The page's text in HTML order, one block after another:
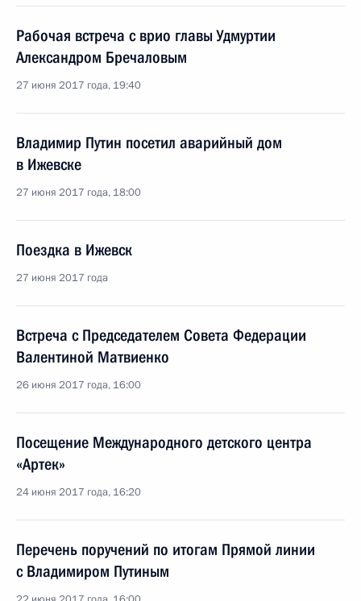
Рабочая встреча с врио главы Удмуртии
Александром Бречаловым
27 июня 2017 года, 19:40
Владимир Путин посетил аварийный дом
в Ижевске
27 июня 2017 года, 18:00
Поездка в Ижевск
27 июня 2017 года
Встреча с Председателем Совета Федерации
Валентиной Матвиенко
26 июня 2017 года, 16:00
Посещение Международного детского центра
«Артек»
24 июня 2017 года, 16:20
Перечень поручений по итогам Прямой линии
с Владимиром Путиным